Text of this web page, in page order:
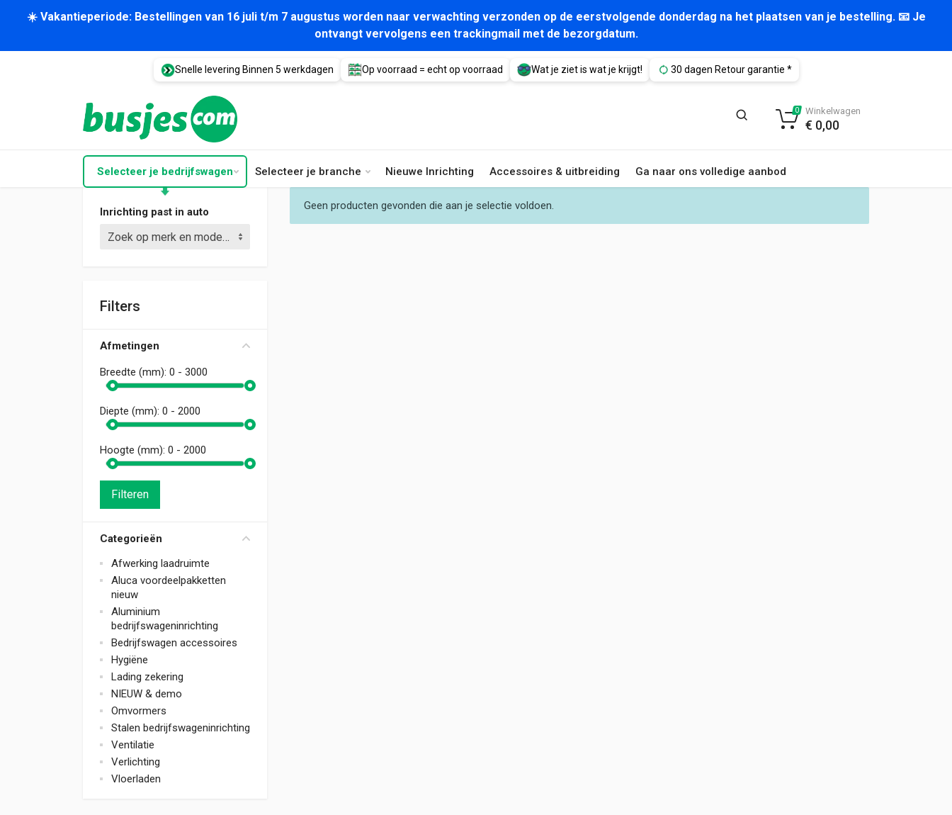
☀️ Vakantieperiode: Bestellingen van 16 juli t/m 7 augustus worden naar verwachting verzonden op de eerstvolgende donderdag na het plaatsen van je bestelling. 📧 Je
ontvangt vervolgens een trackingmail met de bezorgdatum.
Snelle levering Binnen 5 werkdagen Op voorraad = echt op voorraad Wat je ziet is wat je krijgt! 30 dagen Retour garantie *
Selecteer je bedrijfswagen Selecteer je branche Nieuwe Inrichting Accessoires & uitbreiding Ga naar ons volledige aanbod
0 Winkelwagen
€ 0,00
Inrichting past in auto
Zoek op merk en model (bijv. Crafter L3)
Filters
Afmetingen
Breedte (mm): 0 - 3000
Diepte (mm): 0 - 2000
Hoogte (mm): 0 - 2000
Filteren
Categorieën
Afwerking laadruimte
Aluca voordeelpakketten
nieuw
Aluminium
bedrijfswageninrichting
Bedrijfswagen accessoires
Hygiëne
Lading zekering
NIEUW & demo
Omvormers
Stalen bedrijfswageninrichting
Ventilatie
Verlichting
Vloerladen
Geen producten gevonden die aan je selectie voldoen.